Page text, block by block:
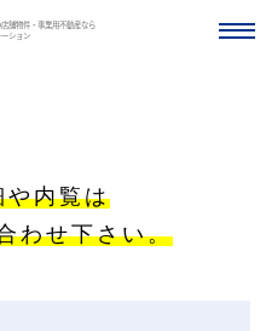
舗物件・事業用不動産なら
ション
や内覧は
わせ下さい。